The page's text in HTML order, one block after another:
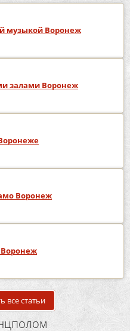
музыкой Воронеж
залами Воронеж
Воронеж
все статьи